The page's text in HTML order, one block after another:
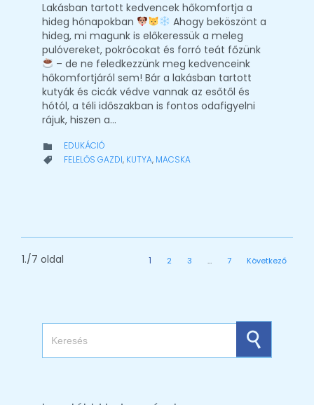
Lakásban tartott kedvencek hőkomfortja a
hideg hónapokban
Ahogy beköszönt a
hideg, mi magunk is előkeressük a meleg
pulóvereket, pokrócokat és forró teát főzünk
– de ne feledkezzünk meg kedvenceink
hőkomfortjáról sem! Bár a lakásban tartott
kutyák és cicák védve vannak az esőtől és
hótól, a téli időszakban is fontos odafigyelni
rájuk, hiszen a…
 CATEGORY
EDUKÁCIÓ
 CATEGORY
FELELŐS GAZDI, KUTYA, MACSKA
1./7 oldal 1 2 3 … 7 Következő